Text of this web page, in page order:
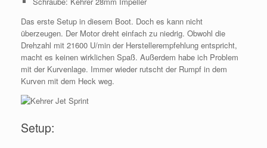
Das erste Setup in diesem Boot. Doch es kann nicht
überzeugen. Der Motor dreht einfach zu niedrig. Obwohl die
Drehzahl mit 21600 U/min der Herstellerempfehlung entspricht,
macht es keinen wirklichen Spaß. Außerdem habe ich Problem
mit der Kurvenlage. Immer wieder rutscht der Rumpf in dem
Kurven mit dem Heck weg.
Setup: